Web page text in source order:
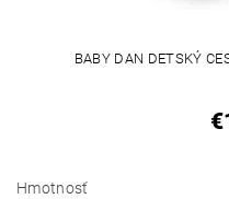
BABY DAN DETSKÝ
Hmotnosť